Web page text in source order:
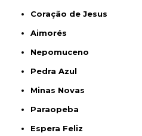
Coração de Jesus
Aimorés
Nepomuceno
Pedra Azul
Minas Novas
Paraopeba
Espera Feliz